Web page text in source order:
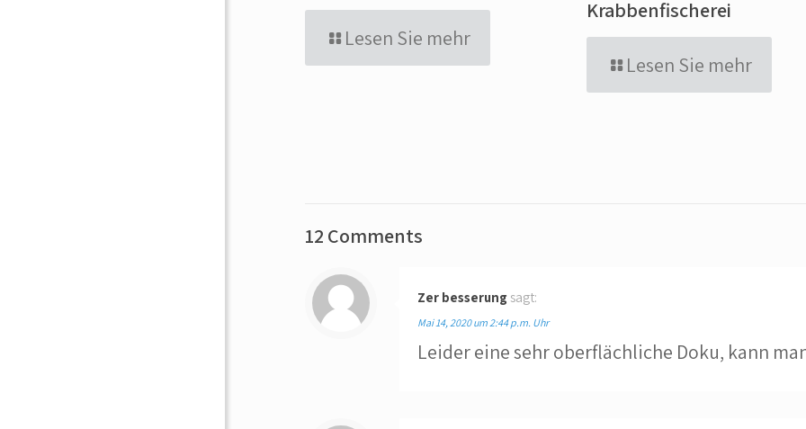
Lesen Sie mehr
Krabbenfischerei
Lesen Sie mehr
12 Comments
Zer besserung sagt:
Mai 14, 2020 um 2:44 p.m. Uhr
Leider eine sehr oberflächliche Doku, kann